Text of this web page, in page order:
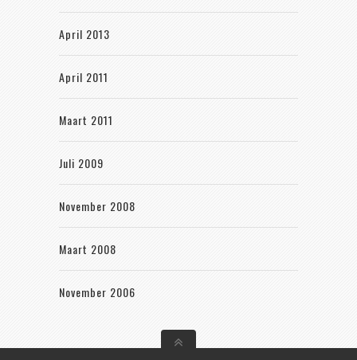
April 2013
April 2011
Maart 2011
Juli 2009
November 2008
Maart 2008
November 2006